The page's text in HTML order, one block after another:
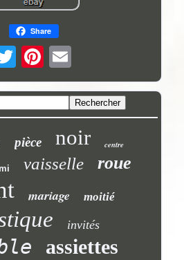
Share
pièce noir centre
vaisselle roue
mariage moitié
invités
assiettes